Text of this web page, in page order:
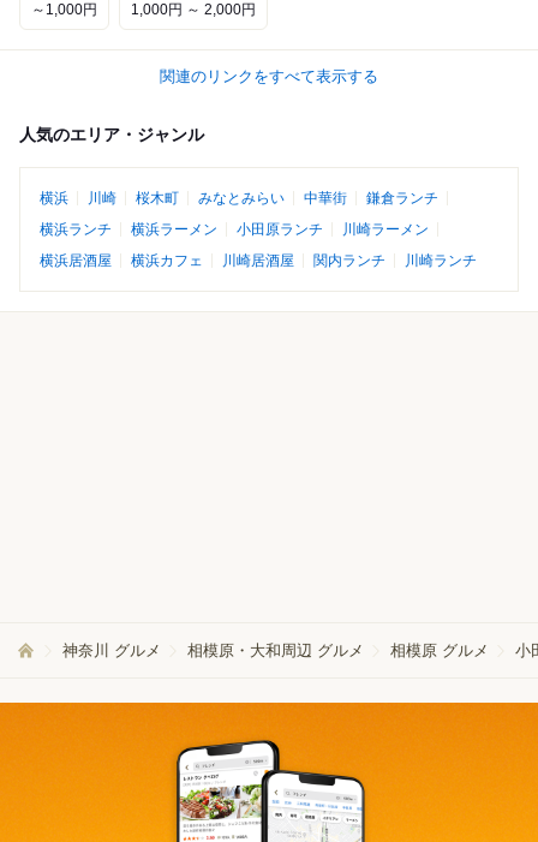
～1,000円 1,000円 ～ 2,000円
関連のリンクをすべて表示する
人気のエリア・ジャンル
横浜 川崎 桜木町 みなとみらい 中華街
鎌倉ランチ
横浜ランチ
横浜ラーメン 小田原ランチ
川崎ラーメン
横浜居酒屋
横浜カフェ 川崎居酒屋 関内ランチ 川崎ランチ
神奈川 グルメ 相模原・大和周辺 グルメ 相模原 グルメ 小